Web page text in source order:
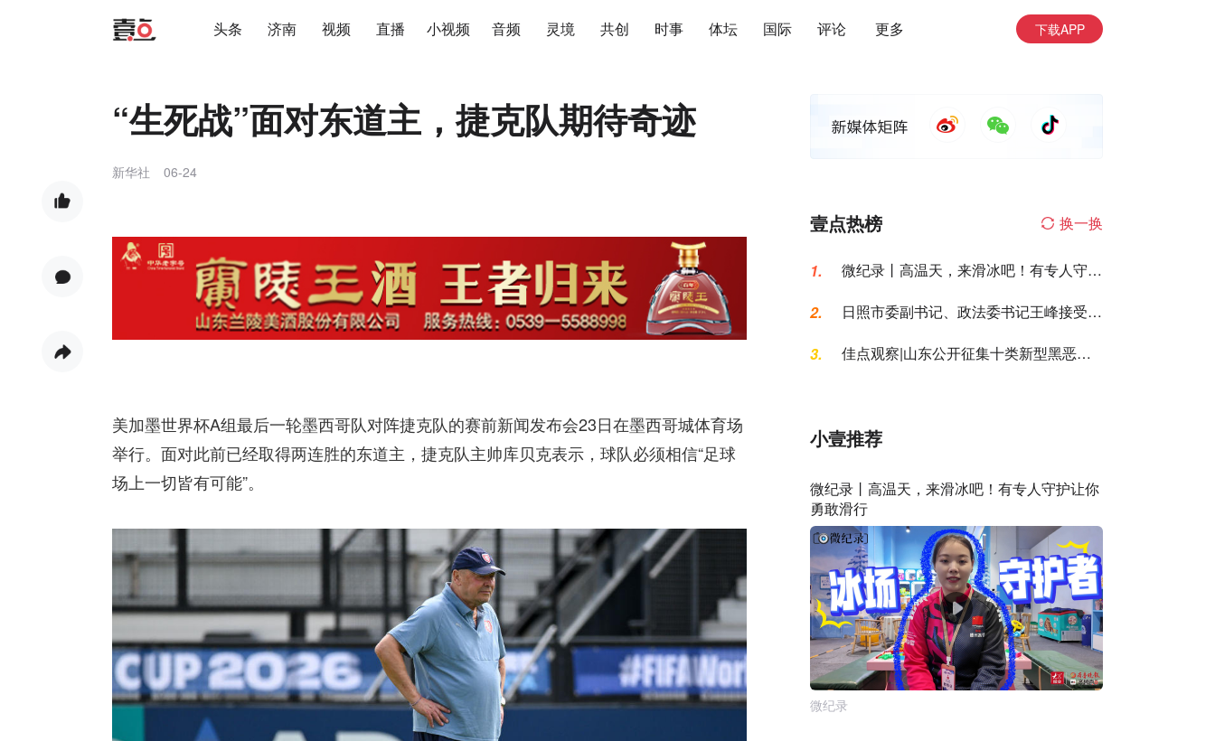
头条 济南 视频 直播 小视频 音频 灵境 共创 时事 体坛 国际 评论 更多 下载APP
“生死战”面对东道主，捷克队期待奇迹
新华社 06-24
美加墨世界杯A组最后一轮墨西哥队对阵捷克队的赛前新闻发布会23日在墨西哥城体育场
举行。面对此前已经取得两连胜的东道主，捷克队主帅库贝克表示，球队必须相信“足球
场上一切皆有可能”。
壹点热榜 换一换
1.
微纪录丨高温天，来滑冰吧！有专人守护
2.
日照市委副书记、政法委书记王峰接受纪
3.
佳点观察|山东公开征集十类新型黑恶犯
小壹推荐
微纪录丨高温天，来滑冰吧！有专人守护让你
勇敢滑行
微纪录